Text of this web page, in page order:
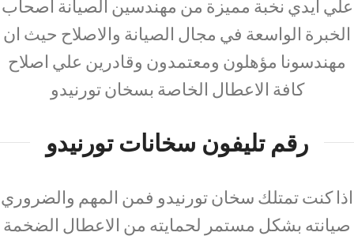
علي ايدي نخبة مميزة من مهندسين الصيانة اصحاب
الخبرة الواسعة في مجال الصيانة والاصلاح حيث ان
مهندسونا مؤهلون ومعتمدون وقادرين علي اصلاح
كافة الاعطال الخاصة بسخان تورنيدو
رقم تليفون سخانات تورنيدو
اذا كنت تمتلك سخان تورنيدو فمن المهم والضروري
صيانته بشكل مستمر لحمايته من الاعطال الضخمة